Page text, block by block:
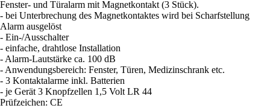
Fenster- und Türalarm mit Magnetkontakt (3 Stück).
- bei Unterbrechung des Magnetkontaktes wird bei Scharfstellung
Alarm ausgelöst
- Ein-/Ausschalter
- einfache, drahtlose Installation
- Alarm-Lautstärke ca. 100 dB
- Anwendungsbereich: Fenster, Türen, Medizinschrank etc.
- 3 Kontaktalarme inkl. Batterien
- je Gerät 3 Knopfzellen 1,5 Volt LR 44
Prüfzeichen: CE